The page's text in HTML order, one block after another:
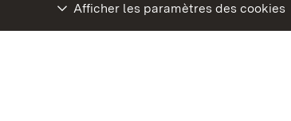
Afficher les paramètres des cookies